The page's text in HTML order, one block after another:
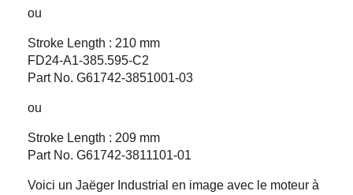
ou
Stroke Length : 210 mm
FD24-A1-385.595-C2
Part No. G61742-3851001-03
ou
Stroke Length : 209 mm
Part No. G61742-3811101-01
Voici un Jaëger Industrial en image avec le moteur à